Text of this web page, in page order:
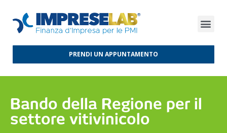
PRENDI UN APPUNTAMENTO
Bando della Regione per il
settore vitivinicolo